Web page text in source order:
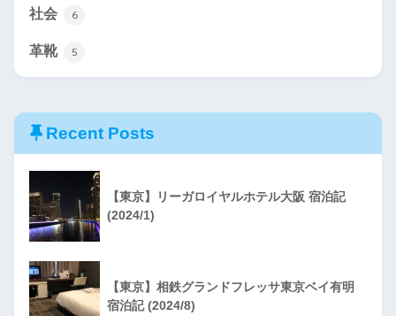
社会 6
革靴 5
Recent Posts
【東京】リーガロイヤルホテル大阪 宿泊記
(2024/1)
【東京】相鉄グランドフレッサ東京ベイ有明
宿泊記 (2024/8)